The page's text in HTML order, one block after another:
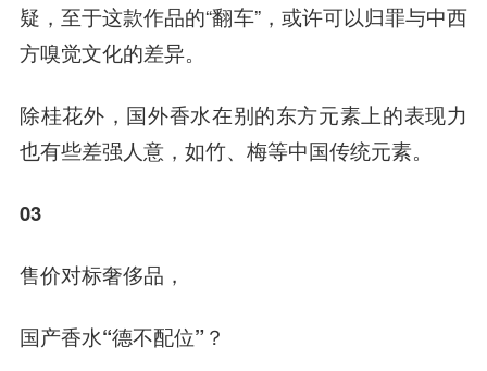
疑，至于这款作品的“翻车”，或许可以归罪与中西
方嗅觉文化的差异。
除桂花外，国外香水在别的东方元素上的表现力
也有些差强人意，如竹、梅等中国传统元素。
03
售价对标奢侈品，
国产香水“德不配位”？